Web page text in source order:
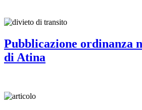
Pubblicazione ordinanza
di Atina